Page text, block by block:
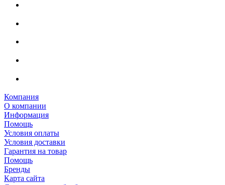
Компания
О компании
Информация
Помощь
Условия оплаты
Условия доставки
Гарантия на товар
Помощь
Бренды
Карта сайта